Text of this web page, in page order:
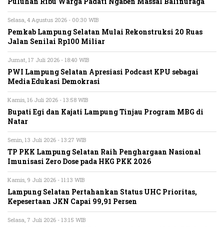
Selasa, 4 Agustus 2026 - 00:30 WIB
Pemkab Lampung Selatan Mulai Rekonstruksi 20 Ruas
Jalan Senilai Rp100 Miliar
Jumat, 17 Juli 2026 - 18:40 WIB
PWI Lampung Selatan Apresiasi Podcast KPU sebagai
Media Edukasi Demokrasi
Kamis, 16 Juli 2026 - 13:58 WIB
Bupati Egi dan Kajati Lampung Tinjau Program MBG di
Natar
Senin, 13 Juli 2026 - 13:27 WIB
TP PKK Lampung Selatan Raih Penghargaan Nasional
Imunisasi Zero Dose pada HKG PKK 2026
Kamis, 9 Juli 2026 - 11:13 WIB
Lampung Selatan Pertahankan Status UHC Prioritas,
Kepesertaan JKN Capai 99,91 Persen
Selasa, 7 Juli 2026 - 13:15 WIB